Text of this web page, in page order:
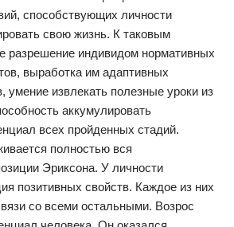
способствующих личности
свою жизнь. К таковым
разрешение индивидом нормативных
выработка им адаптивных
умение извлекать полезные уроки из
аккумулировать
всех пройденных стадий.
полностью вся
Эриксона. У личности
позитивных свойств. Каждое из них
со всеми остальными. Возрос